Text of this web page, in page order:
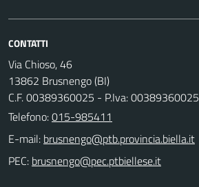
CONTATTI
Via Chioso, 46
13862 Brusnengo (BI)
C.F. 00389360025 - P.Iva: 00389360025
Telefono:015-985411
E-mail:
PEC: